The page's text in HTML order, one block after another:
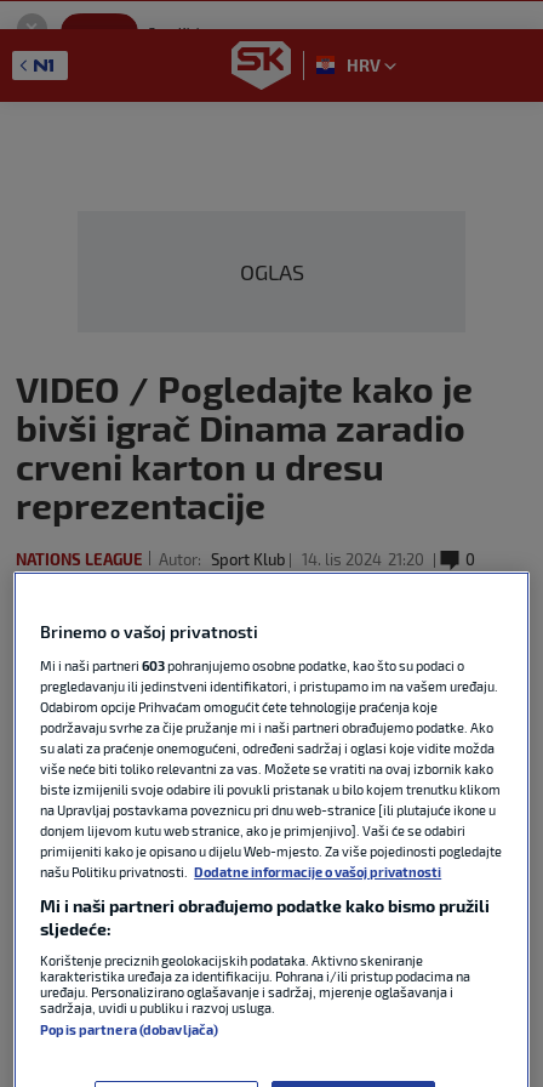
SportKlub
GET - On the Google Play
HRV
OGLAS
VIDEO / Pogledajte kako je
bivši igrač Dinama zaradio
crveni karton u dresu
reprezentacije
NATIONS LEAGUE Autor: Sport Klub 14. lis 2024 21:20
0
Podijeli :
Azerbejdžan je kod kuće izgubio od Slovačke s 1:3,
čime se približio ispadanju u najniži rang Lige
nacija s obzirom na to da nakon četiri kola ima 0
osvojenih bodova.
Brinemo o vašoj privatnosti
Mi i naši partneri603pohranjujemo osobne podatke, kao što su podaci o
pregledavanju ili jedinstveni identifikatori, i pristupamo im na vašem uređaju.
Odabirom opcije Prihvaćam omogućit ćete tehnologije praćenja koje
podržavaju svrhe za čije pružanje mi i naši partneri obrađujemo podatke. Ako
su alati za praćenje onemogućeni, određeni sadržaj i oglasi koje vidite možda
više neće biti toliko relevantni za vas. Možete se vratiti na ovaj izbornik kako
biste izmijenili svoje odabire ili povukli pristanak u bilo kojem trenutku klikom
na Upravljaj postavkama poveznicu pri dnu web-stranice [ili plutajuće ikone u
donjem lijevom kutu web stranice, ako je primjenjivo]. Vaši će se odabiri
primijeniti kako je opisano u dijelu Web-mjesto. Za više pojedinosti pogledajte
našu Politiku privatnosti.
Dodatne informacije o vašoj privatnosti
Mi i naši partneri obrađujemo podatke kako bismo pružili
sljedeće:
Korištenje preciznih geolokacijskih podataka. Aktivno skeniranje
karakteristika uređaja za identifikaciju. Pohrana i/ili pristup podacima na
uređaju. Personalizirano oglašavanje i sadržaj, mjerenje oglašavanja i
sadržaja, uvidi u publiku i razvoj usluga.
Popis partnera (dobavljača)